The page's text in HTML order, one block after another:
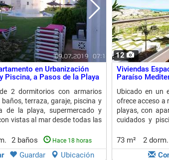
en Urbanización
Piscina, a Pasos de la Playa
2 dormitorios con armarios
terraza, garaje, piscina y
de la playa, supermercado y
vistas al mar desde todas las
2 baños Hace 18 horas
Guardar Ubicación
12
Viviendas
Paraíso
Ubicado en un
ofrece acceso a
playas, con
cuidados y
73 m² 2 dorm.